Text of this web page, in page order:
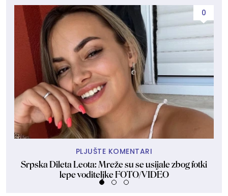
0
PLJUŠTE KOMENTARI
Srpska Dileta Leota: Mreže su se usijale zbog fotki
lepe voditeljke FOTO/VIDEO